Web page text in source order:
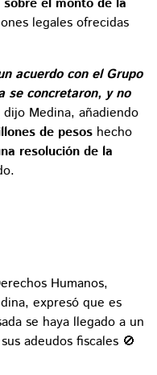
legales ofrecidas
acuerdo con el Grupo
se concretaron, y no
dijo Medina, añadiendo
de pesos hecho
resolución de la
Humanos,
expresó que es
se haya llegado a un
adeudos fiscales 🚫